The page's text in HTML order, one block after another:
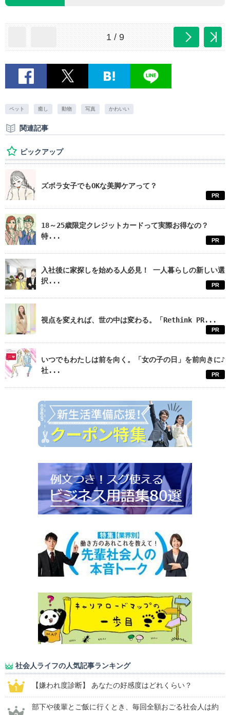
1 / 9
ペット 癒し 動物 写真 かわいい
関連記事
ピックアップ
ズボラ女子でもOKな美脚ケアって？
PR
18～25歳限定クレジットカードって実際お得なの？
特...
PR
入社後に家探しを始める人必見！ 一人暮らしの新しい選
択...
PR
視点を変えれば、世の中は変わる。「Rethink PR...
PR
いつでもわたしは前を向く。「女の子の日」を前向きに♪
社...
PR
社会人ライフの人気記事ランキング
【嫌われ度診断】 あなたの好感度はどれくらい？
部下や後輩とご飯に行くとき、毎回全額おごる社会人は約